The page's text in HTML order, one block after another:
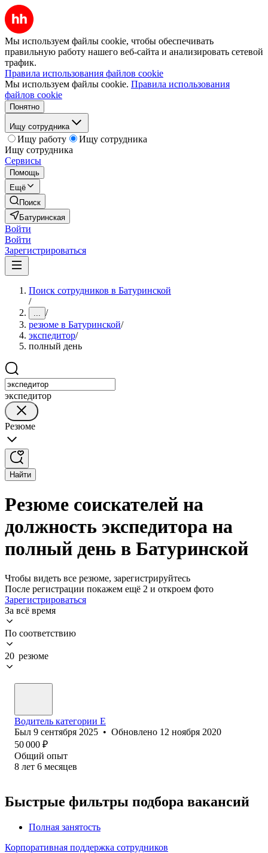
Мы используем файлы cookie, чтобы обеспечивать
правильную работу нашего веб-сайта и анализировать сетевой
трафик.
Правила использования файлов cookie
Мы используем файлы cookie. Правила использования
файлов cookie
Понятно
Ищу сотрудника
Ищу работу
Ищу сотрудника
Ищу сотрудника
Сервисы
Помощь
Ещё
Поиск
Батуринская
Войти
Войти
Зарегистрироваться
Поиск сотрудников в Батуринской
/
... /
резюме в Батуринской/
экспедитор/
полный день
экспедитор
Резюме
Найти
Резюме соискателей на
должность экспедитора на
полный день в Батуринской
Чтобы видеть все резюме, зарегистрируйтесь
После регистрации покажем ещё 2 и откроем фото
Зарегистрироваться
За всё время
По соответствию
20 резюме
Водитель категории Е
Был 9 сентября 2025 • Обновлено 12 ноября 2020
50 000 ₽
Общий опыт
8 лет 6 месяцев
Быстрые фильтры подбора вакансий
Полная занятость
Корпоративная поддержка сотрудников